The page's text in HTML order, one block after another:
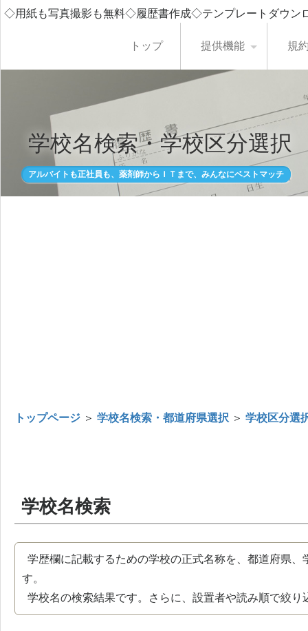
◇用紙も写真撮影も無料◇履歴書作成◇テンプレートダウ
トップ 提供機能 規
学校名検索・学校区分選択
アルバイトも正社員も、薬剤師からＩＴまで、みんなにベストマッチ
トップページ ＞ 学校名検索・都道府県選択 ＞ 学校区分選
学校名検索
学歴欄に記載するための学校の正式名称を、都道府県
す。
学校名の検索結果です。さらに、設置者や読み順で絞り